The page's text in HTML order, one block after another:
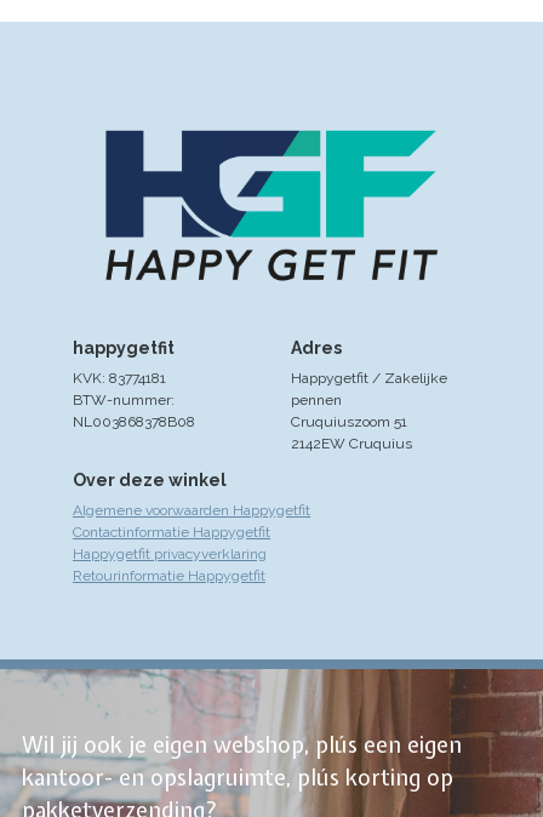
Over deze winkel
Algemene voorwaarden Happygetfit
Contactinformatie Happygetfit
Happygetfit privacyverklaring
Retourinformatie Happygetfit
Adres
Happygetfit / Zakelijke
pennen
Cruquiuszoom 51
2142EW Cruquius
happygetfit
KVK: 83774181
BTW-nummer:
NL003868378B08
Wil jij ook je eigen webshop, plús een eigen
kantoor- en opslagruimte, plús korting op
pakketverzending?